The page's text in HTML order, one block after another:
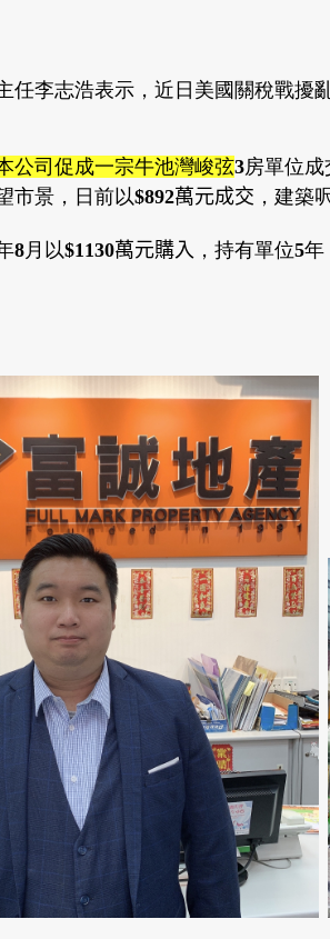
任李志浩表示 ，近日美國關稅戰擾
公司促成一宗牛池灣峻弦3房單位成
市景 ，日前以$892萬元成交 ， 建築
8 月以$1130萬元購入 ，持有單位5年